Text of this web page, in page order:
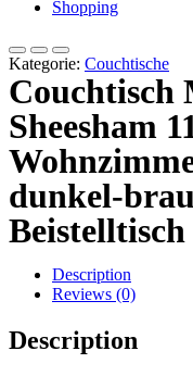
Shopping
Kategorie: Couchtische
Couchtisch
Sheesham
dunkel-
Beistelltisch
Description
Reviews (0)
Description